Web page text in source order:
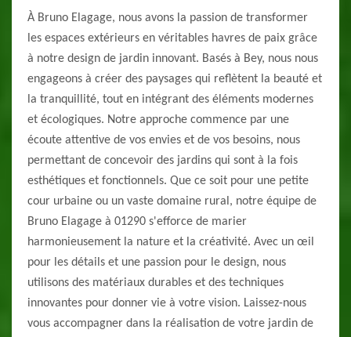
À Bruno Elagage, nous avons la passion de transformer
les espaces extérieurs en véritables havres de paix grâce
à notre design de jardin innovant. Basés à Bey, nous nous
engageons à créer des paysages qui reflètent la beauté et
la tranquillité, tout en intégrant des éléments modernes
et écologiques. Notre approche commence par une
écoute attentive de vos envies et de vos besoins, nous
permettant de concevoir des jardins qui sont à la fois
esthétiques et fonctionnels. Que ce soit pour une petite
cour urbaine ou un vaste domaine rural, notre équipe de
Bruno Elagage à 01290 s'efforce de marier
harmonieusement la nature et la créativité. Avec un œil
pour les détails et une passion pour le design, nous
utilisons des matériaux durables et des techniques
innovantes pour donner vie à votre vision. Laissez-nous
vous accompagner dans la réalisation de votre jardin de